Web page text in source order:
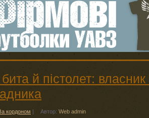
й пістолет:
кордоном | Автор: Web admin